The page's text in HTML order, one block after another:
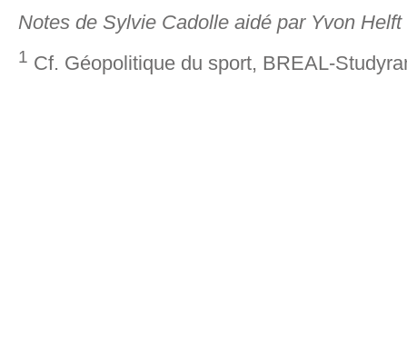
Notes de Sylvie Cadolle aidé par Yvon Helft
1 Cf. Géopolitique du sport, BREAL-